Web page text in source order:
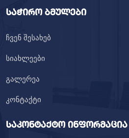
საჭირო ბმულები
ჩვენ შესახებ
სიახლეები
გალერეა
კონტაქტი
საკონტაქტო ინფორმაცია